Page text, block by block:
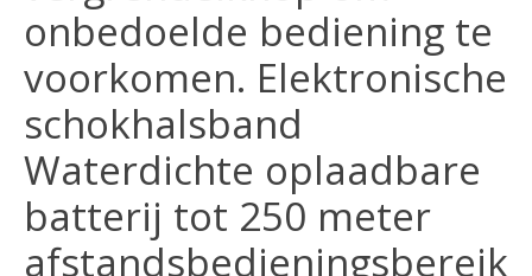
onbedoelde bediening te
voorkomen. Elektronische
schokhalsband
Waterdichte oplaadbare
batterij tot 250 meter
afstandsbedieningsbereik